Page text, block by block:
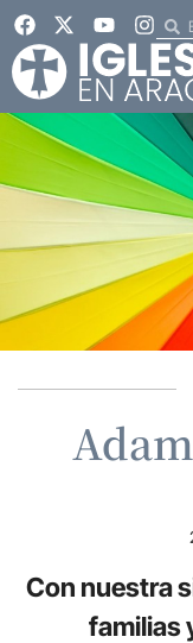
Con nuestra
familias